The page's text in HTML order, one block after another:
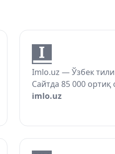
Imlo.uz — Ўзбек
Сайтда 85 000 ортиқ
imlo.uz